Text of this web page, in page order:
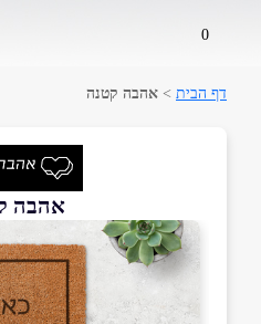
0
דף הבית > אהבה קטנה
אהבה